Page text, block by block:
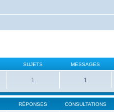
SUJETS MESSAGES
1 1
RÉPONSES CONSULTATIONS